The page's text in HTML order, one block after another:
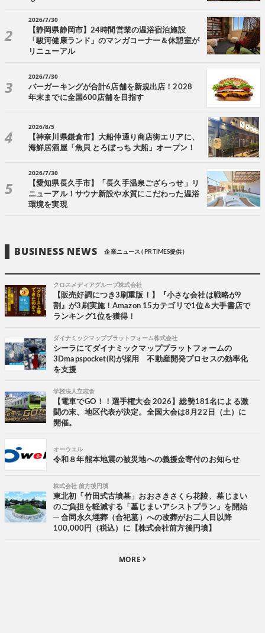
2026/7/30
【静岡県静岡市】24時間営業の温浴宿泊施設
「駿河健康ランド」のマンガコーナー＆休憩室が
リニューアル
2026/7/30
バーガーキングが合計6店舗を新規出店！2028
年末までに全国600店舗を目指す
2026/8/5
【神奈川県鎌倉市】大船仲通り商店街エリアに、
海鮮居酒屋「魚貝 とろぼっち 大船」オープン！
2026/7/30
【愛知県長久手市】「長久手温泉ござらっせ」リ
ニューアル！サウナ新設や水質にこだわった温浴
環境を実現
BUSINESS NEWS 企業ニュース ( PR TIMES提供 )
クロスメディアグループ株式会社
【販売好調につき3刷重版！】『小さな会社は戦略が9
割』が3刷実施！Amazon 15カテゴリで1位＆大手書店で
ランキング1位を獲得！
ダイナミックマッププラットフォーム株式会社
シーラにてダイナミックマッププラットフォームの
3Dmapspocket(R)が採用 不動産開発プロセスの効率化
を支援
学校法人立志舎
【電車でGO！！選手権大会 2026】総勢181名による激
闘の末、地区代表が決定。全国大会は8月22日（土）に
開催。
オーウエル
令和８年熊本地震の被災地への義援金寄付のお知らせ
株式会社 前方後円墳
東北初「竹田式古墳墓」おおさきさくら花陵、墓じまい
のご負担を軽減する「墓じまいアシストプラン」を開始
─ 合同永久埋葬（合祀墓）への改葬がお二人目以降
100,000円（税込）に【株式会社前方後円墳】
MORE